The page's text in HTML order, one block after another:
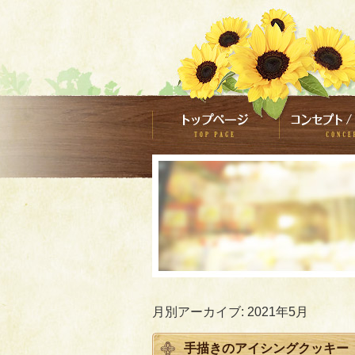
月別アーカイブ: 2021年5月
手描きのアイシングクッキー